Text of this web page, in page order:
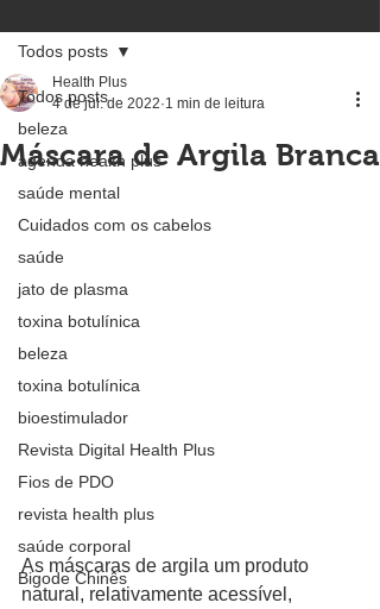
Todos posts
beleza
agenda health plus
saúde mental
Cuidados com os cabelos
saúde
jato de plasma
toxina botulínica
beleza
toxina botulínica
bioestimulador
Revista Digital Health Plus
Fios de PDO
revista health plus
saúde corporal
Bigode Chinês
Todos posts
Máscara de Argila Branca
Health Plus
4 de jul. de 2022 1 min de leitura
As máscaras de argila um produto
natural, relativamente acessível,